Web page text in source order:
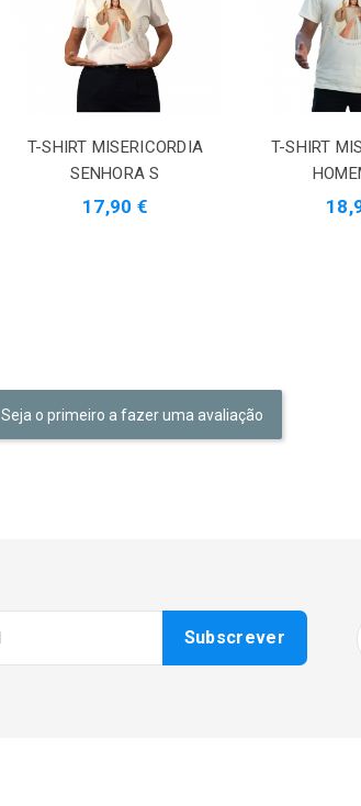
T-SHIRT MISERICORDIA
SENHORA S
17,90 €
T-SHIRT
Seja o primeiro a fazer uma avaliação